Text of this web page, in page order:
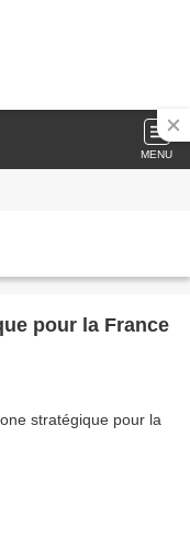
MENU
pour la France